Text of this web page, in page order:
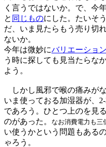
く言うではないか。で、今
と 同じものにした。たいそ
だ、いま見たらもう売り切
ないか。
今年は微妙にバリエーショ
う時に探しても見当たらな
よう。
しかし風邪で喉の痛みがな
いま使っておる加湿器が、
であろう。ひとつ上のを見
のがあった。 なお消費電力も三
い使うかという問題もある
ゃろう。